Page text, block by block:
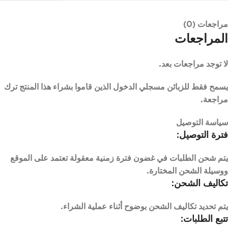
مراجعات (0)
المراجعات
لا توجد مراجعات بعد.
يسمح فقط للزبائن مسجلي الدخول الذين قاموا بشراء هذا المنتج ترك
مراجعة.
سياسة التوصيل
فترة التوصيل:
يتم شحن الطلبات في غضون فترة زمنية معقولة تعتمد على الموقع
ووسيلة الشحن المختارة.
تكاليف الشحن:
يتم تحديد تكاليف الشحن بوضوح أثناء عملية الشراء.
تتبع الطلبات: